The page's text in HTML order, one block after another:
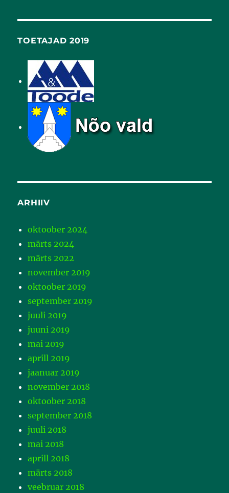
TOETAJAD 2019
ARHIIV
oktoober 2024
märts 2024
märts 2022
november 2019
oktoober 2019
september 2019
juuli 2019
juuni 2019
mai 2019
aprill 2019
jaanuar 2019
november 2018
oktoober 2018
september 2018
juuli 2018
mai 2018
aprill 2018
märts 2018
veebruar 2018